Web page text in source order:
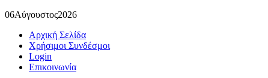
06Αύγουστος2026
Αρχική Σελίδα
Χρήσιμοι Συνδέσμοι
Login
Επικοινωνία